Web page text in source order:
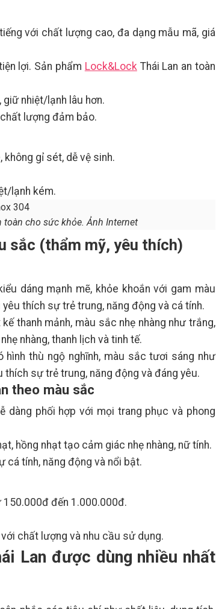
với chất lượng cao, đa dạng mẫu mã, giá
lợi. Sản phẩm Lock&LockThái Lan an toàn
giữ nhiệt/lạnh lâu hơn.
lượng đảm bảo.
không gỉ sét, dễ vệ sinh.
lạnh kém.
toàn cho sức khỏe. Ảnh Internet
sắc (thẩm mỹ, yêu thích)
dáng mạnh mẽ, khỏe khoắn với gam màu
thích sự trẻ trung, năng động và cá tính.
thanh mảnh, màu sắc nhẹ nhàng như trắng,
nhàng, thanh lịch và tinh tế.
hình thù ngộ nghĩnh, màu sắc tươi sáng như
thích sự trẻ trung, năng động và đáng yêu.
theo màu sắc
dàng phối hợp với mọi trang phục và phong
hồng nhạt tạo cảm giác nhẹ nhàng, nữ tính.
cá tính, năng động và nổi bật.
150.000đ đến 1.000.000đ.
chất lượng và nhu cầu sử dụng.
Lan được dùng nhiều nhất